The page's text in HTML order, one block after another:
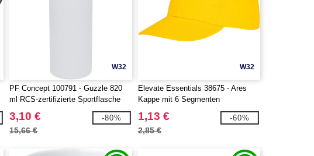
W32
PF Concept 100791 - Guzzle 820
ml RCS-zertifizierte Sportflasche
aus Edelstahl
3,10 €
15,66 €
-80%
W32
Elevate Essentials 38675 - Ares
Kappe mit 6 Segmenten
1,13 €
2,85 €
-60%